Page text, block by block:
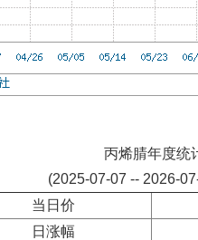
丙烯腈年度统
(2025-07-07 -- 2026-
当日价
日涨幅